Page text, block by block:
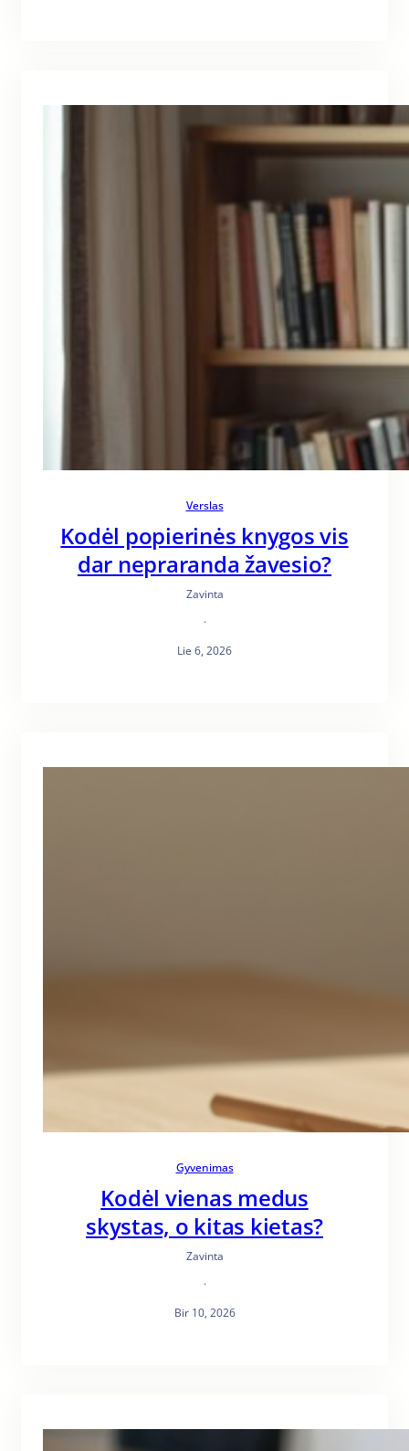
Verslas
Kodėl popierinės knygos vis
dar nepraranda žavesio?
Zavinta
·
Lie 6, 2026
Gyvenimas
Kodėl vienas medus
skystas, o kitas kietas?
Zavinta
·
Bir 10, 2026